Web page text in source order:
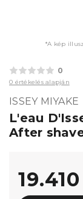
*A kép
0
0 értékelés alapján
ISSEY MIYAKE
L'eau
After